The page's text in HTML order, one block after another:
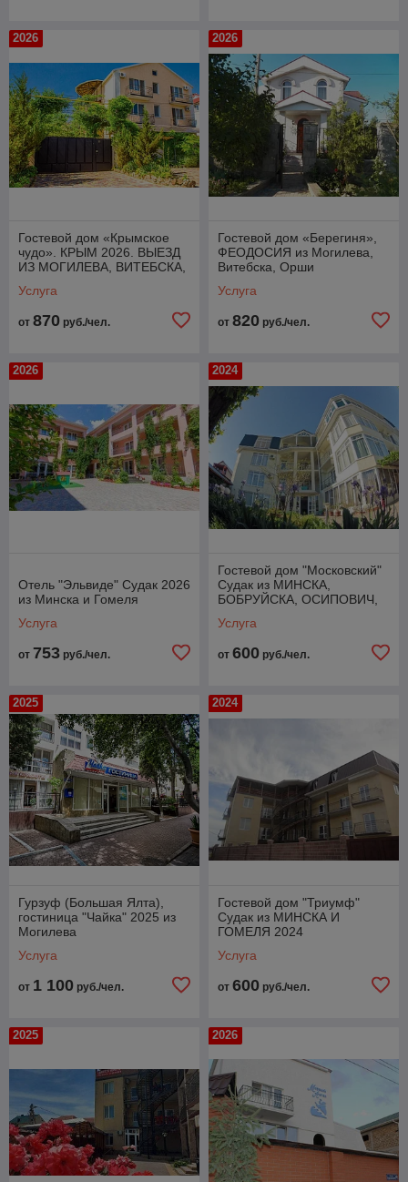
2026
Гостевой дом «Крымское
чудо». КРЫМ 2026. ВЫЕЗД
ИЗ МОГИЛЕВА, ВИТЕБСКА,
Услуга
от 870 руб./чел.
2026
Гостевой дом «Берегиня»,
ФЕОДОСИЯ из Могилева,
Витебска, Орши
Услуга
от 820 руб./чел.
2026
Отель "Эльвиде" Судак 2026
из Минска и Гомеля
Услуга
от 753 руб./чел.
2024
Гостевой дом "Московский"
Судак из МИНСКА,
БОБРУЙСКА, ОСИПОВИЧ,
Услуга
от 600 руб./чел.
2025
Гурзуф (Большая Ялта),
гостиница "Чайка" 2025 из
Могилева
Услуга
от 1 100 руб./чел.
2024
Гостевой дом "Триумф"
Судак из МИНСКА И
ГОМЕЛЯ 2024
Услуга
от 600 руб./чел.
2025 2026